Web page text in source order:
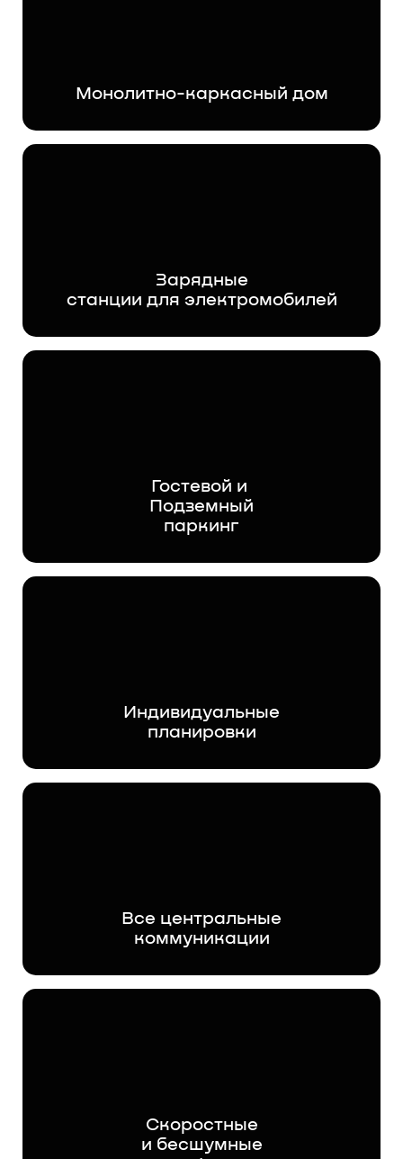
Монолитно-каркасный дом
Зарядные
станции для электромобилей
Гостевой и
Подземный
паркинг
Индивидуальные
планировки
Все центральные
коммуникации
Скоростные
и бесшумные